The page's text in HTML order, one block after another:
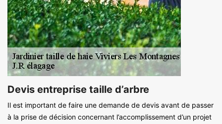
Devis entreprise taille d’arbre
Il est important de faire une demande de devis avant de passer
à la prise de décision concernant l’accomplissement d’un projet